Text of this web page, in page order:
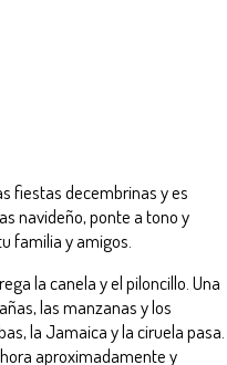
fiestas decembrinas y es
navideño, ponte a tono y
familia y amigos.
la canela y el piloncillo. Una
las manzanas y los
la Jamaica y la ciruela pasa.
aproximadamente y